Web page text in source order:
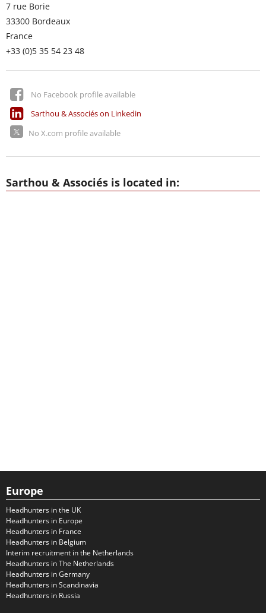
7 rue Borie
33300 Bordeaux
France
+33 (0)5 35 54 23 48
No Facebook profile available
Sarthou & Associés on Linkedin
No X.com profile available
Sarthou & Associés is located in:
Europe
Headhunters in the UK
Headhunters in Europe
Headhunters in France
Headhunters in Belgium
Interim recruitment in the Netherlands
Headhunters in The Netherlands
Headhunters in Germany
Headhunters in Scandinavia
Headhunters in Russia